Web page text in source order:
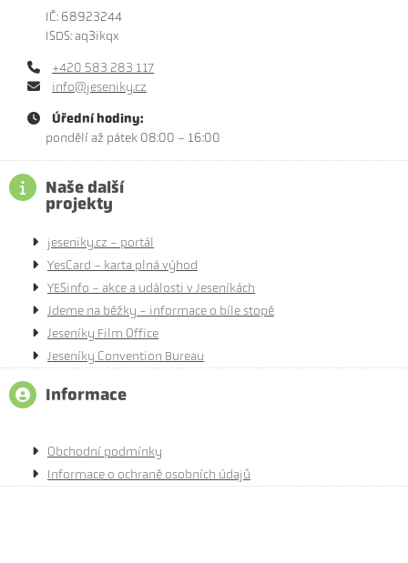
IČ: 68923244
ISDS: aq3ikqx
+420 583 283 117
info@jeseniky.cz
Úřední hodiny:
pondělí až pátek 08:00 - 16:00
Naše další
projekty
jeseniky.cz - portál
YesCard - karta plná výhod
YESinfo - akce a události v Jeseníkách
Jdeme na běžky - informace o bíle stopě
Jeseníky Film Office
Jeseníky Convention Bureau
Informace
Obchodní podmínky
Informace o ochraně osobních údajů